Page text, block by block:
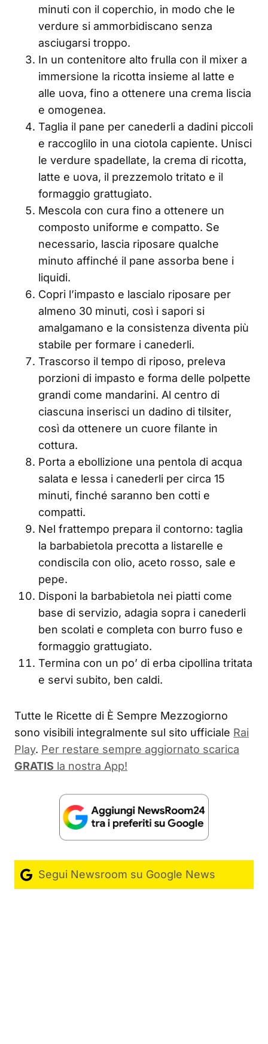
minuti con il coperchio, in modo che le
verdure si ammorbidiscano senza
asciugarsi troppo.
In un contenitore alto frulla con il mixer a
immersione la ricotta insieme al latte e
alle uova, fino a ottenere una crema liscia
e omogenea.
Taglia il pane per canederli a dadini piccoli
e raccoglilo in una ciotola capiente. Unisci
le verdure spadellate, la crema di ricotta,
latte e uova, il prezzemolo tritato e il
formaggio grattugiato.
Mescola con cura fino a ottenere un
composto uniforme e compatto. Se
necessario, lascia riposare qualche
minuto affinché il pane assorba bene i
liquidi.
Copri l’impasto e lascialo riposare per
almeno 30 minuti, così i sapori si
amalgamano e la consistenza diventa più
stabile per formare i canederli.
Trascorso il tempo di riposo, preleva
porzioni di impasto e forma delle polpette
grandi come mandarini. Al centro di
ciascuna inserisci un dadino di tilsiter,
così da ottenere un cuore filante in
cottura.
Porta a ebollizione una pentola di acqua
salata e lessa i canederli per circa 15
minuti, finché saranno ben cotti e
compatti.
Nel frattempo prepara il contorno: taglia
la barbabietola precotta a listarelle e
condiscila con olio, aceto rosso, sale e
pepe.
Disponi la barbabietola nei piatti come
base di servizio, adagia sopra i canederli
ben scolati e completa con burro fuso e
formaggio grattugiato.
Termina con un po’ di erba cipollina tritata
e servi subito, ben caldi.
Tutte le Ricette di È Sempre Mezzogiorno
sono visibili integralmente sul sito ufficiale Rai
Play. Per restare sempre aggiornato scarica
GRATIS la nostra App!
Segui Newsroom su Google News